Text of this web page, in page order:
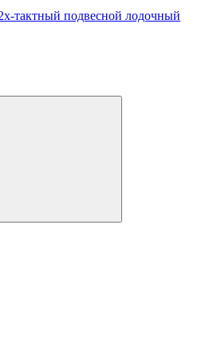
тактный подвесной лодочный